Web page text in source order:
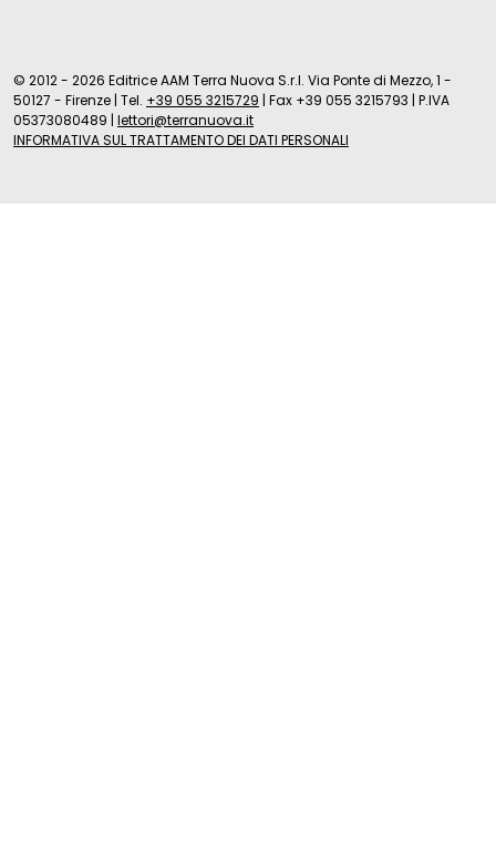
© 2012 - 2026 Editrice AAM Terra Nuova S.r.l. Via Ponte di Mezzo, 1 -
50127 - Firenze | Tel. +39 055 3215729 | Fax +39 055 3215793 | P.IVA
05373080489 | lettori@terranuova.it
INFORMATIVA SUL TRATTAMENTO DEI DATI PERSONALI